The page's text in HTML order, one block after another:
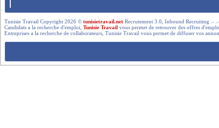
Tunisie Travail Copyright 2026 ©tunisietravail.net Recrutement 3.0, Inbound Recruiting .-
Candidats a la recherche d'emploi,Tunisie Travail vous permet de retrouver des offres
Entreprises a la recherche de collaborateurs, Tunisie Travail vous permet de diffuser vos